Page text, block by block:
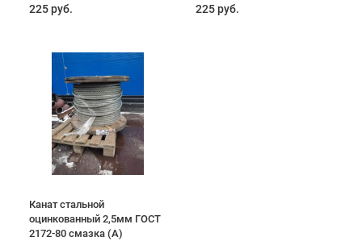
225 руб. 225 руб.
Канат стальной
оцинкованный 2,5мм ГОСТ
2172-80 смазка (А)